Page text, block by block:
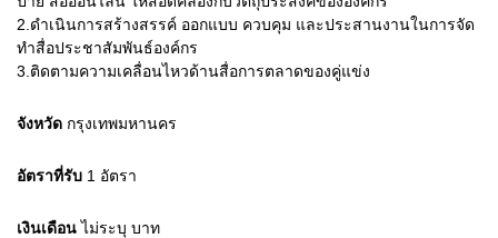
2.ดำเนินการสร้างสรรค์ ออกแบบ ควบคุม และประสานงานในการจัด
ทำสื่อประชาสัมพันธ์องค์กร
3.ติดตามความเคลื่อนไหวด้านสื่อการตลาดของคู่แข่ง
จังหวัด กรุงเทพมหานคร
อัตราที่รับ 1 อัตรา
เงินเดือนไม่ระบุ บาท